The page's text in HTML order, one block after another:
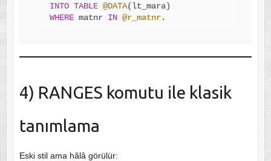
INTO TABLE @DATA(lt_mara)
WHERE matnr IN @r_matnr.
4) RANGES komutu ile klasik
tanımlama
Eski stil ama hâlâ görülür: